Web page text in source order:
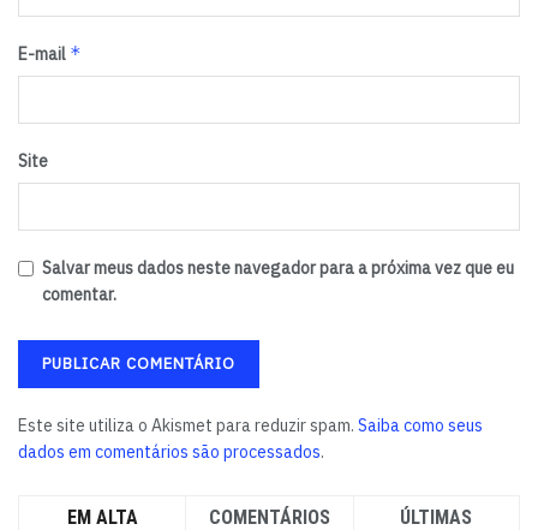
E-mail *
Site
Salvar meus dados neste navegador para a próxima vez que eu
comentar.
Este site utiliza o Akismet para reduzir spam. Saiba como seus
dados em comentários são processados.
EM ALTA COMENTÁRIOS ÚLTIMAS